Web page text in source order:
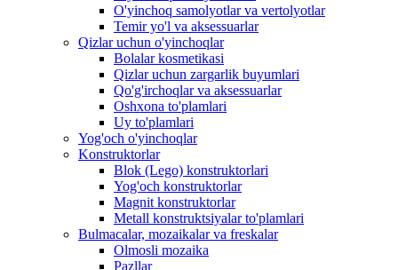
O'yinchoq samolyotlar va vertolyotlar
Temir yo'l va aksessuarlar
Qizlar uchun o'yinchoqlar
Bolalar kosmetikasi
Qizlar uchun zargarlik buyumlari
Qo'g'irchoqlar va aksessuarlar
Oshxona to'plamlari
Uy to'plamlari
Yog'och o'yinchoqlar
Konstruktorlar
Blok (Lego) konstruktorlari
Yog'och konstruktorlar
Magnit konstruktorlar
Metall konstruktsiyalar to'plamlari
Bulmacalar, mozaikalar va freskalar
Olmosli mozaika
Pazllar